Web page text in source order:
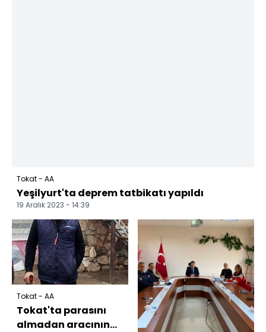
Tokat - AA
Yeşilyurt'ta deprem tatbikatı yapıldı
19 Aralık 2023 - 14:39
Tokat - AA
Tokat'ta parasını
almadan aracının